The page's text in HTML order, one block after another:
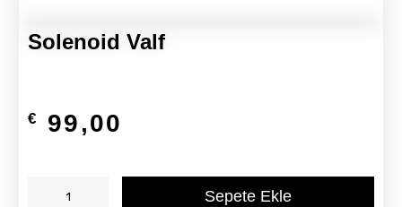
Solenoid Valf
€ 99,00
Sepete Ekle